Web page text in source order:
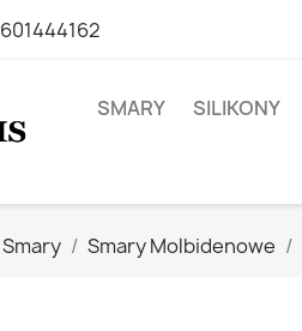
601444162
SMARY SILIKONY
Smary Smary Molbidenowe